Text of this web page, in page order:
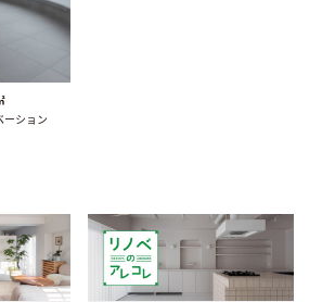
ーション